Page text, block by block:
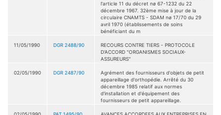
l'article 11 du décret nø 67-1232 du 22
décembre 1967. 32ème mise à jour de la
circulaire CNAMTS - SDAM nø 17/70 du 29
avril 1970 (établissements de soins
bénéficiant du m
11/05/1990 DGR 2488/90
RECOURS CONTRE TIERS - PROTOCOLE
D'ACCORD "ORGANISMES SOCIAUX-
ASSUREURS"
02/05/1990 DGR 2487/90
Agrément des fournisseurs d'objets de petit
appareillage d'orthopédie. Arrêté du 30
décembre 1985 relatif aux normes
d'installation et d'équipement des
fournisseurs de petit appareillage.